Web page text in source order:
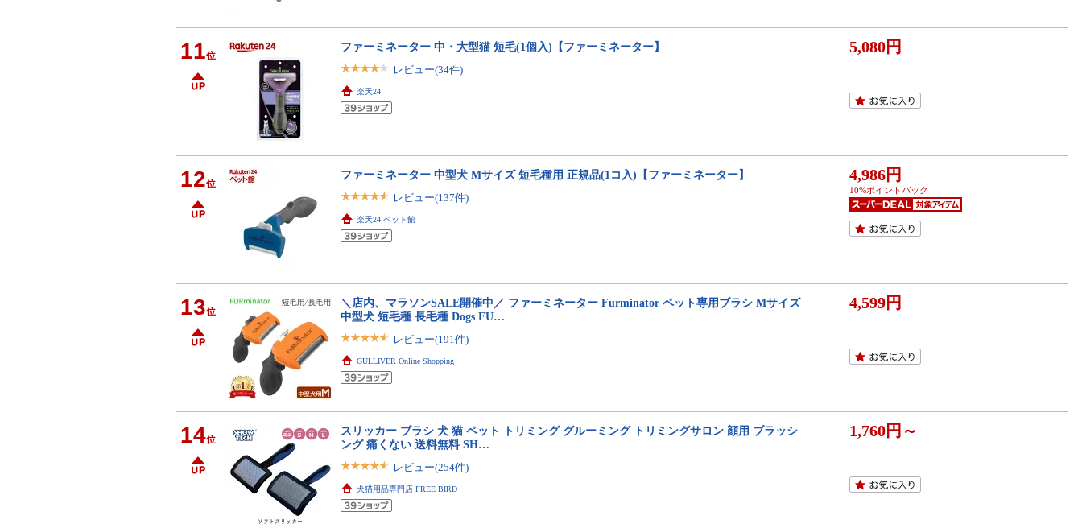
11位
ファーミネーター 中・大型猫 短毛(1個入)【ファーミネーター】
レビュー(34件)
楽天24
5,080円
12位
ファーミネーター 中型犬 Mサイズ 短毛種用 正規品(1コ入)【ファーミネーター】
レビュー(137件)
楽天24 ペット館
4,986円
10%ポイントバック
13位
＼店内、マラソンSALE開催中／ ファーミネーター Furminator ペット専用ブラシ Mサイズ
中型犬 短毛種 長毛種 Dogs FU…
レビュー(191件)
GULLIVER Online Shopping
4,599円
14位
スリッカー ブラシ 犬 猫 ペット トリミング グルーミング トリミングサロン 顔用 ブラッシ
ング 痛くない 送料無料 SH…
レビュー(254件)
犬猫用品専門店 FREE BIRD
1,760円～